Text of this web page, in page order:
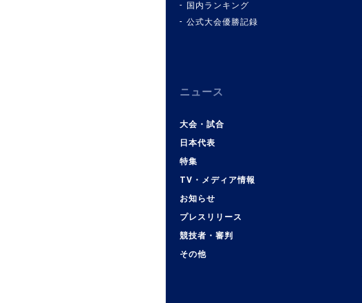
国内ランキング
公式大会優勝記録
ニュース
大会・試合
日本代表
特集
TV・メディア情報
お知らせ
プレスリリース
競技者・審判
その他